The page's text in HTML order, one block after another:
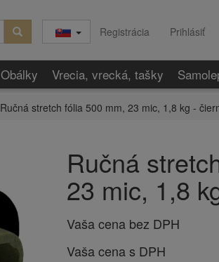
Registrácia Prihlásiť
Obálky Vrecia, vrecká, tašky
Ručná stretch fólia 500 mm, 23 mic, 1,8 kg -
Ručná
23 mic, 1,8
Vaša cena bez DPH
Vaša cena s DPH